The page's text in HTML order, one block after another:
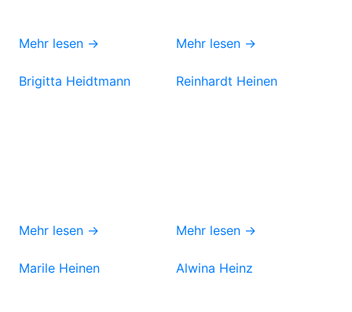
Mehr lesen → Mehr lesen →
Brigitta Heidtmann
Mehr lesen →
Reinhardt Heinen
Mehr lesen →
Marile Heinen Alwina Heinz